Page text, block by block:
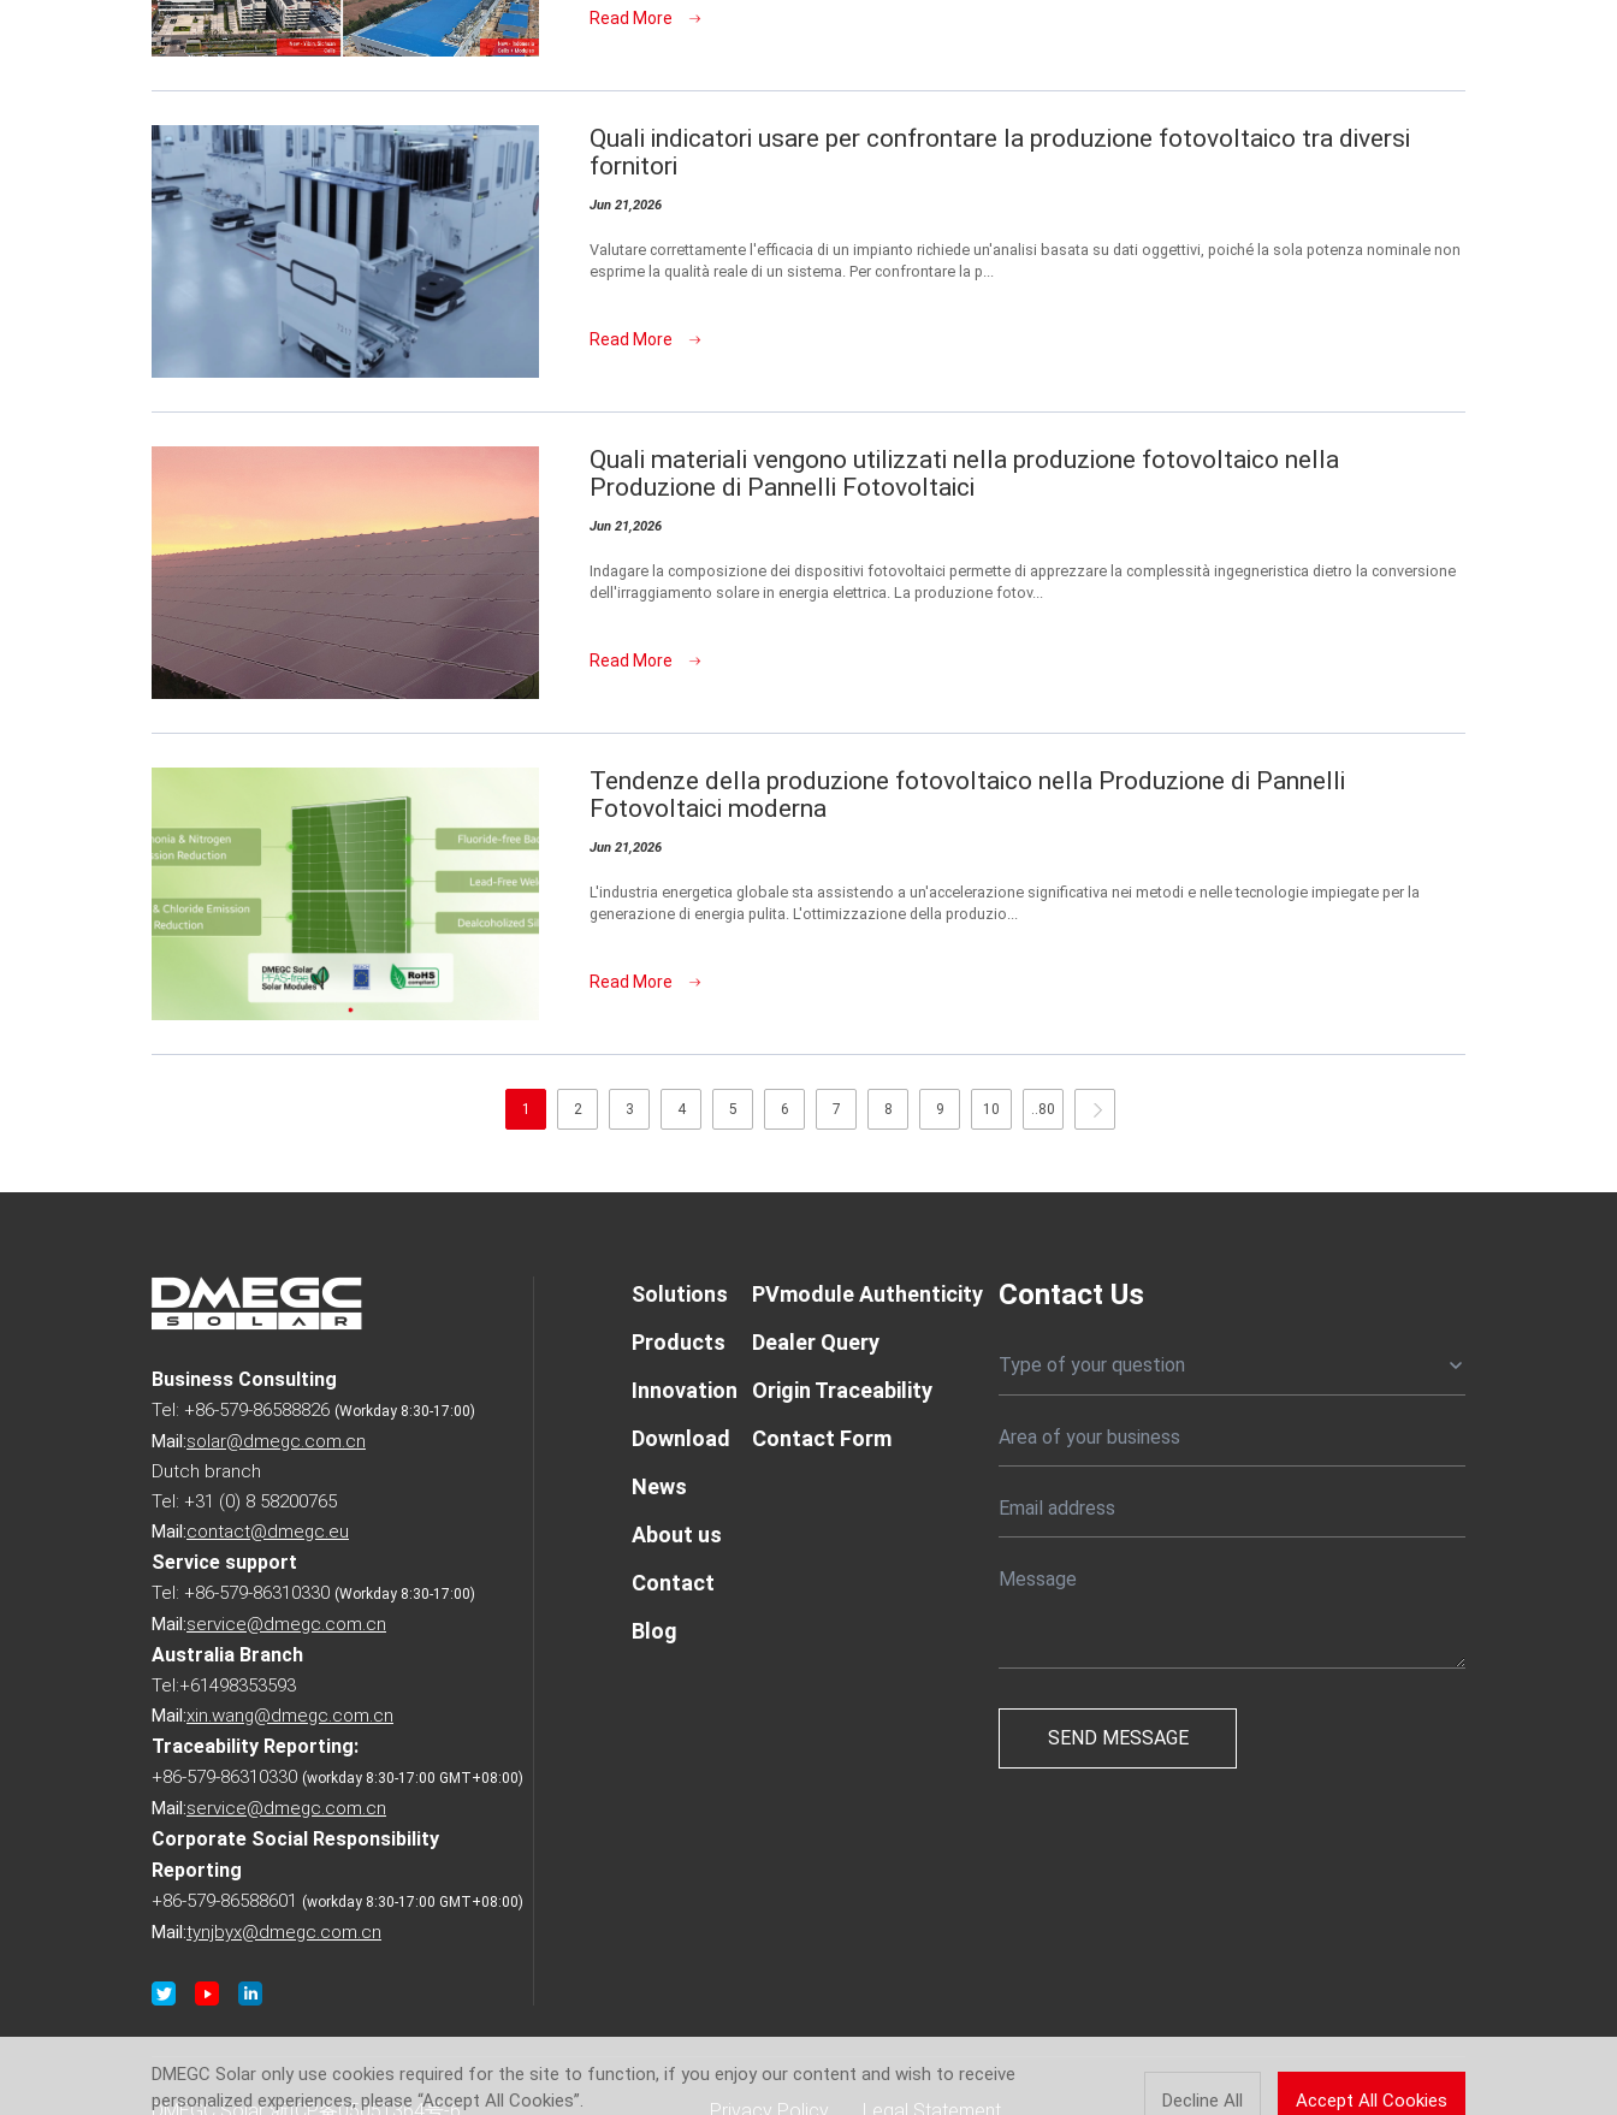
Read More
Quali indicatori usare per confrontare la produzione fotovoltaico tra diversi
fornitori
Jun 21,2026
Valutare correttamente l'efficacia di un impianto richiede un'analisi basata su dati oggettivi, poiché la sola potenza nominale non
esprime la qualità reale di un sistema. Per confrontare la p...
Read More
Quali materiali vengono utilizzati nella produzione fotovoltaico nella
Produzione di Pannelli Fotovoltaici
Jun 21,2026
Indagare la composizione dei dispositivi fotovoltaici permette di apprezzare la complessità ingegneristica dietro la conversione
dell'irraggiamento solare in energia elettrica. La produzione fotov...
Read More
Tendenze della produzione fotovoltaico nella Produzione di Pannelli
Fotovoltaici moderna
Jun 21,2026
L'industria energetica globale sta assistendo a un'accelerazione significativa nei metodi e nelle tecnologie impiegate per la
generazione di energia pulita. L'ottimizzazione della produzio...
Read More
1 2 3 4 5 6 7 8 9 10 ..80
Business Consulting
Tel: +86-579-86588826 (Workday 8:30-17:00)
Mail:solar@dmegc.com.cn
Dutch branch
Tel: +31 (0) 8 58200765
Mail:contact@dmegc.eu
Service support
Tel: +86-579-86310330 (Workday 8:30-17:00)
Mail:service@dmegc.com.cn
Australia Branch
Tel:+61498353593
Mail:xin.wang@dmegc.com.cn
Traceability Reporting:
+86-579-86310330 (workday 8:30-17:00 GMT+08:00)
Mail:service@dmegc.com.cn
Corporate Social Responsibility
Reporting
+86-579-86588601 (workday 8:30-17:00 GMT+08:00)
Mail:tynjbyx@dmegc.com.cn
Solutions
Products
Innovation
Download
News
About us
Contact
Blog
PVmodule Authenticity
Dealer Query
Origin Traceability
Contact Form
Contact Us
Type of your question
DMEGC Solar only use cookies required for the site to function, if you enjoy our content and wish to receive
personalized experiences, please “Accept All Cookies”.
Decline All Accept All Cookies